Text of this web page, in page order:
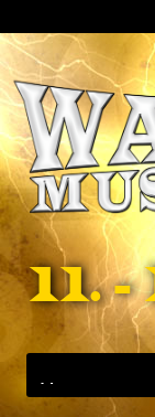
11.